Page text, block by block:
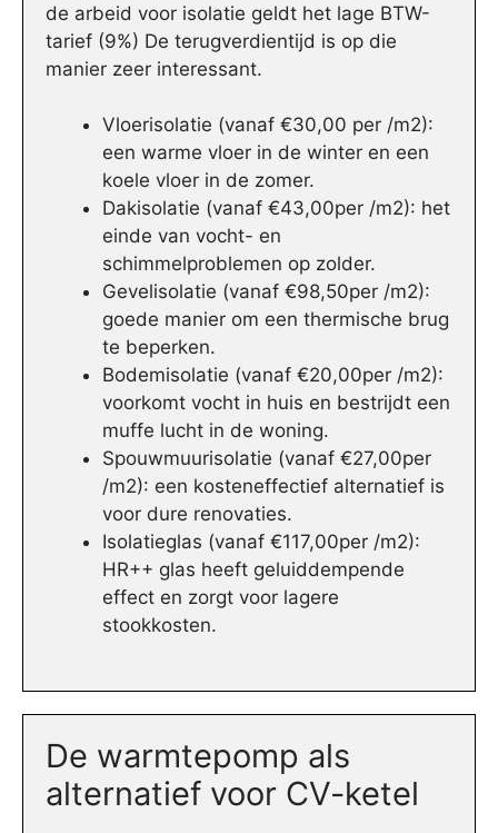
de arbeid voor isolatie geldt het lage BTW-
tarief (9%) De terugverdientijd is op die
manier zeer interessant.
Vloerisolatie (vanaf €30,00 per /m2):
een warme vloer in de winter en een
koele vloer in de zomer.
Dakisolatie (vanaf €43,00per /m2): het
einde van vocht- en
schimmelproblemen op zolder.
Gevelisolatie (vanaf €98,50per /m2):
goede manier om een thermische brug
te beperken.
Bodemisolatie (vanaf €20,00per /m2):
voorkomt vocht in huis en bestrijdt een
muffe lucht in de woning.
Spouwmuurisolatie (vanaf €27,00per
/m2): een kosteneffectief alternatief is
voor dure renovaties.
Isolatieglas (vanaf €117,00per /m2):
HR++ glas heeft geluiddempende
effect en zorgt voor lagere
stookkosten.
De warmtepomp als
alternatief voor CV-ketel